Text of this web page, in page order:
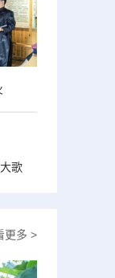
歌
更多 >